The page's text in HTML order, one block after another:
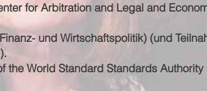
for Arbitration and Legal and
und Wirtschaftspolitik) (und
the World Standard Standards